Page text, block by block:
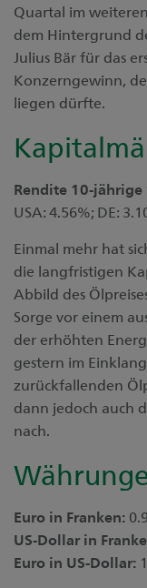
Quartal im
dem Hintergrund
Julius Bär für das
Konzerngewinn,
liegen dürfte.
Rendite 10-jährige
USA: 4.56%; DE:
Einmal mehr hat
die langfristigen
Abbild des
Sorge vor einem
der erhöhten
gestern im
zurückfallenden
dann jedoch auch
nach.
Euro in Franken:
US-Dollar in
Euro in US-Dollar: